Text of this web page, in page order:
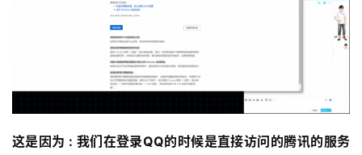
这是因为 : 我们在登录QQ的时候是直接访问的腾讯的服务